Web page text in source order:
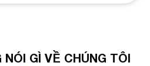
NÓI GÌ VỀ CHÚNG TÔI